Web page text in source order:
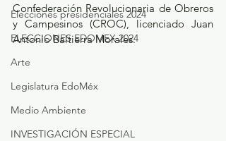
Elecciones presidenciales 2024
ELECCIONES EDOMEX 2024
Arte
Legislatura EdoMéx
Medio Ambiente
INVESTIGACIÓN ESPECIAL
Confederación Revolucionaria de Obreros
y Campesinos (CROC), licenciado Juan
Antonio Baltierra Morales.